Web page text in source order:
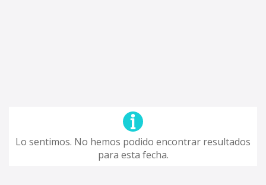
Lo sentimos. No hemos podido encontrar resultados
para esta fecha.